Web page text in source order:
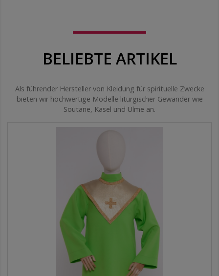
BELIEBTE ARTIKEL
Als führender Hersteller von Kleidung für spirituelle Zwecke
bieten wir hochwertige Modelle liturgischer Gewänder wie
Soutane, Kasel und Ulme an.